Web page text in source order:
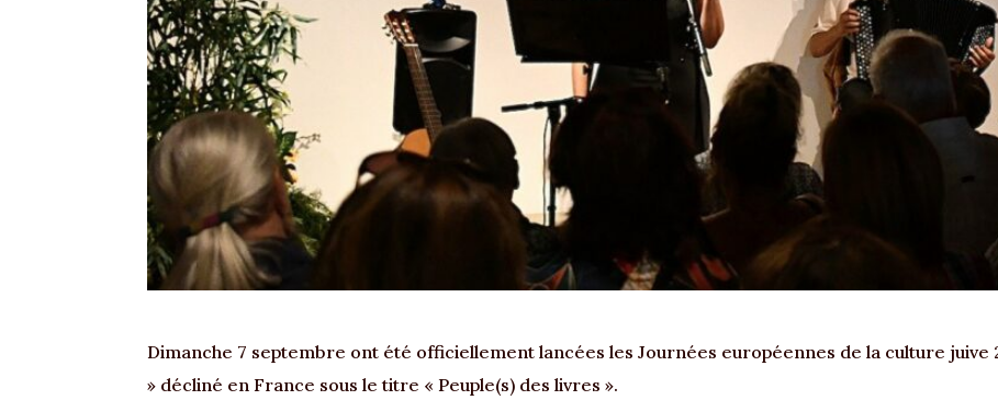
Dimanche 7 septembre ont été officiellement lancées les Journées européennes de la culture juive
» décliné en France sous le titre « Peuple(s) des livres ».